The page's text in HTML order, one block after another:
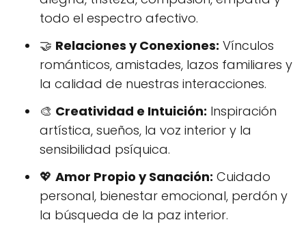
todo el espectro afectivo.
🤝 Relaciones y Conexiones: Vínculos
románticos, amistades, lazos familiares y
la calidad de nuestras interacciones.
🎨 Creatividad e Intuición: Inspiración
artística, sueños, la voz interior y la
sensibilidad psíquica.
💖 Amor Propio y Sanación: Cuidado
personal, bienestar emocional, perdón y
la búsqueda de la paz interior.